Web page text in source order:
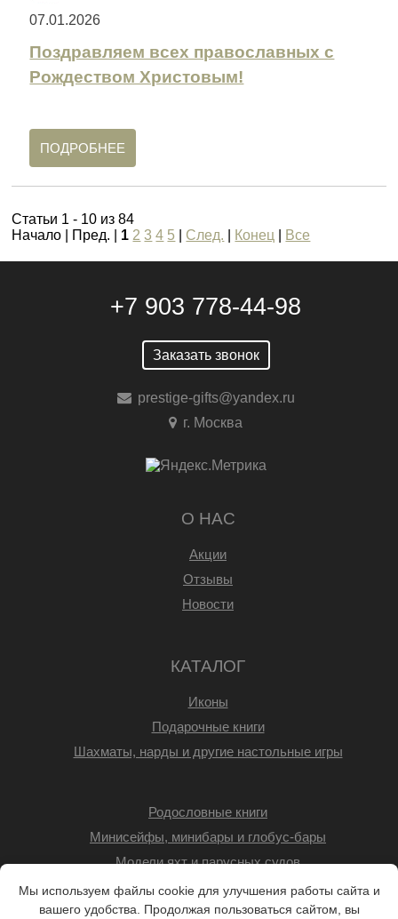
07.01.2026
Поздравляем всех православных с
Рождеством Христовым!
ПОДРОБНЕЕ
Статьи 1 - 10 из 84
Начало | Пред. | 1 2 3 4 5 След. Конец Все
+7 903 778-44-98
Заказать звонок
prestige-gifts@yandex.ru
г. Москва
О НАС
Акции
Отзывы
Новости
КАТАЛОГ
Иконы
Подарочные книги
Шахматы, нарды и другие настольные игры
Родословные книги
Минисейфы, минибары и глобус-бары
Модели яхт и парусных судов
Мы используем файлы cookie для улучшения работы сайта и
вашего удобства. Продолжая пользоваться сайтом, вы